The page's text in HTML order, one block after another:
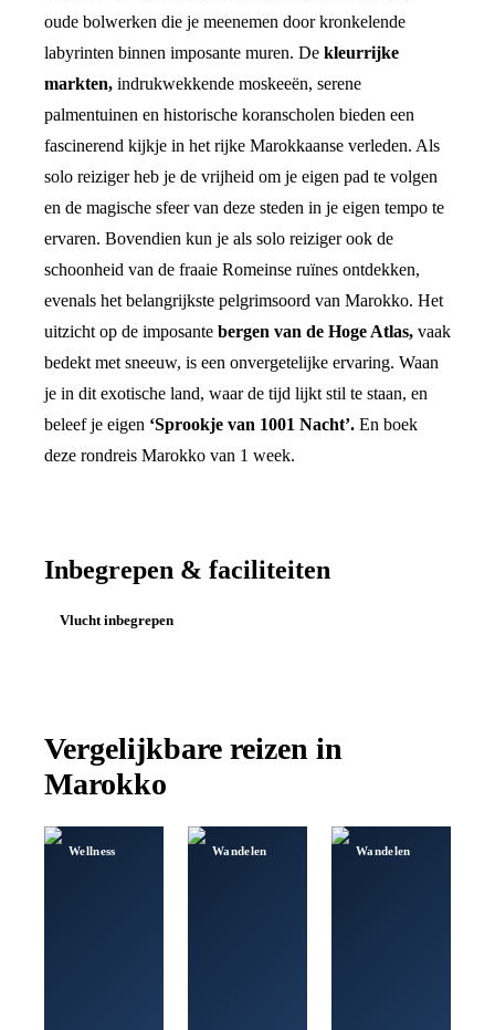
oude bolwerken die je meenemen door kronkelende
labyrinten binnen imposante muren. De kleurrijke
markten, indrukwekkende moskeeën, serene
palmentuinen en historische koranscholen bieden een
fascinerend kijkje in het rijke Marokkaanse verleden. Als
solo reiziger heb je de vrijheid om je eigen pad te volgen
en de magische sfeer van deze steden in je eigen tempo te
ervaren. Bovendien kun je als solo reiziger ook de
schoonheid van de fraaie Romeinse ruïnes ontdekken,
evenals het belangrijkste pelgrimsoord van Marokko. Het
uitzicht op de imposante bergen van de Hoge Atlas, vaak
bedekt met sneeuw, is een onvergetelijke ervaring. Waan
je in dit exotische land, waar de tijd lijkt stil te staan, en
beleef je eigen ‘Sprookje van 1001 Nacht’. En boek
deze rondreis Marokko van 1 week.
Inbegrepen & faciliteiten
Vlucht inbegrepen
Vergelijkbare reizen in
Marokko
Wellness Wandelen Wandelen